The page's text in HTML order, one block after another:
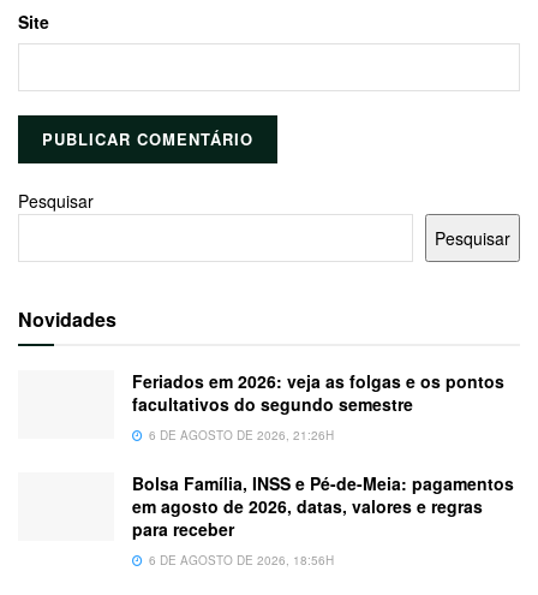
Site
Pesquisar
Pesquisar
Novidades
Feriados em 2026: veja as folgas e os pontos
facultativos do segundo semestre
6 DE AGOSTO DE 2026, 21:26H
Bolsa Família, INSS e Pé-de-Meia: pagamentos
em agosto de 2026, datas, valores e regras
para receber
6 DE AGOSTO DE 2026, 18:56H